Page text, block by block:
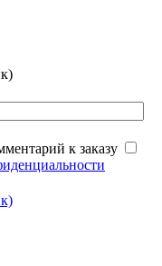
к заказу